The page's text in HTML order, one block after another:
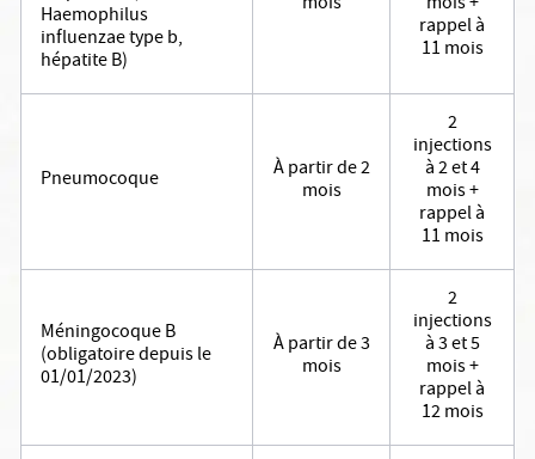
Haemophilus
influenzae type b,
hépatite B)
rappel à
11 mois
Pneumocoque À partir de 2
mois
2
injections
à 2 et 4
mois +
rappel à
11 mois
Méningocoque B
(obligatoire depuis le
01/01/2023)
À partir de 3
mois
2
injections
à 3 et 5
mois +
rappel à
12 mois